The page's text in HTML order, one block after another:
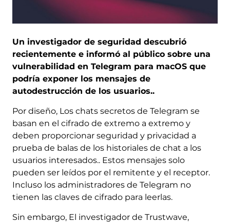
Un investigador de seguridad descubrió
recientemente e informó al público sobre una
vulnerabilidad en Telegram para macOS que
podría exponer los mensajes de
autodestrucción de los usuarios..
Por diseño, Los chats secretos de Telegram se
basan en el cifrado de extremo a extremo y
deben proporcionar seguridad y privacidad a
prueba de balas de los historiales de chat a los
usuarios interesados.. Estos mensajes solo
pueden ser leídos por el remitente y el receptor.
Incluso los administradores de Telegram no
tienen las claves de cifrado para leerlas.
Sin embargo, El investigador de Trustwave,